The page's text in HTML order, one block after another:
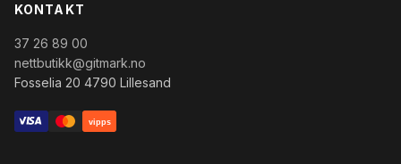
KONTAKT
37 26 89 00
nettbutikk@gitmark.no
Fosselia 20 4790 Lillesand
vipps